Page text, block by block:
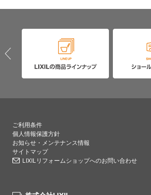
ご利用条件
個人情報保護方針
お知らせ・メンテナンス情報
サイトマップ
LIXILリフォームショップへのお問い合わせ